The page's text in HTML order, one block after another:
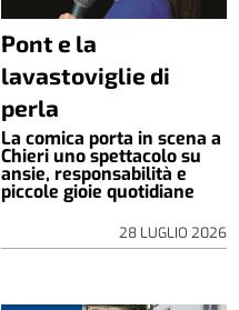
Pont e la
lavastoviglie di
perla
La comica porta in scena a
Chieri uno spettacolo su
ansie, responsabilità e
piccole gioie quotidiane
28 LUGLIO 2026